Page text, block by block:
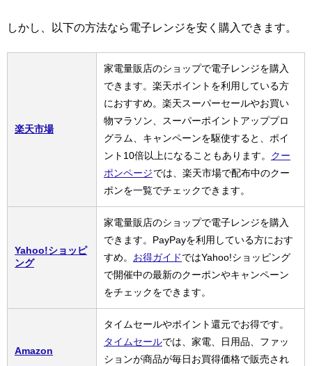
しかし、以下の方法なら電子レンジを安く購入できます。
楽天市場
家電量販店のショップで電子レンジを購入
できます。楽天ポイントを利用している方
におすすめ。楽天スーパーセールやお買い
物マラソン、スーパーポイントアッププロ
グラム、キャンペーンを駆使すると、ポイ
ント10倍以上になることもあります。 クー
ポンページでは、楽天市場で配布中のクー
ポンを一覧でチェックできます。
Yahoo!ショッピ
ング
家電量販店のショップで電子レンジを購入
できます。PayPayを利用している方におす
すめ。 お得ガイドではYahoo!ショッピング
で開催中の最新のクーポンやキャンペーン
をチェックをできます。
Amazon
タイムセールやポイント還元でお得です。
タイムセールでは、家電、日用品、ファッ
ションが商品が毎日お買得価格で販売され